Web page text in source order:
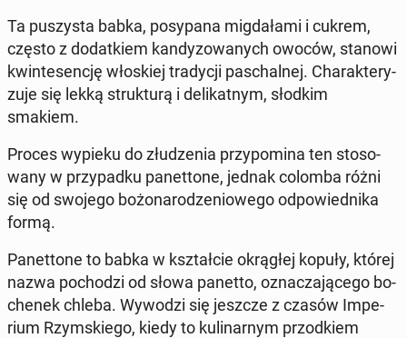
Ta pu­szy­sta babka, po­sy­pa­na mig­da­ła­mi i cukrem,
często z do­dat­kiem kan­dy­zo­wa­nych owoców, stanowi
kwin­te­sen­cję wło­skiej tra­dy­cji pas­chal­nej. Cha­rak­te­ry­
zu­je się lekką struk­tu­rą i de­li­kat­nym, słodkim
smakiem.
Proces wypieku do złu­dze­nia przy­po­mi­na ten sto­so­
wa­ny w przy­pad­ku pa­net­to­ne, jednak colomba różni
się od swojego bo­żo­na­ro­dze­nio­we­go od­po­wied­ni­ka
formą.
Pa­net­to­ne to babka w kształ­cie okrą­głej kopuły, której
nazwa po­cho­dzi od słowa panetto, ozna­cza­ją­ce­go bo­
che­nek chleba. Wywodzi się jeszcze z czasów Im­pe­
rium Rzym­skie­go, kiedy to ku­li­nar­nym przod­kiem